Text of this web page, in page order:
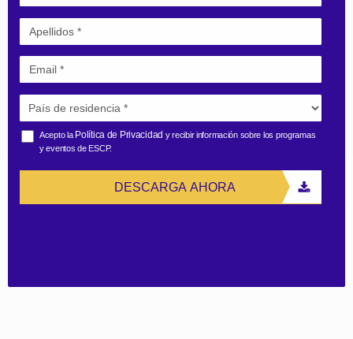
Master in
(FT 2025)
#8
Europe
MBA
#10
Acepto la Política de Privacidad y recibir información sobre los programas
y eventos de ESCP.
DESCARGA AHORA